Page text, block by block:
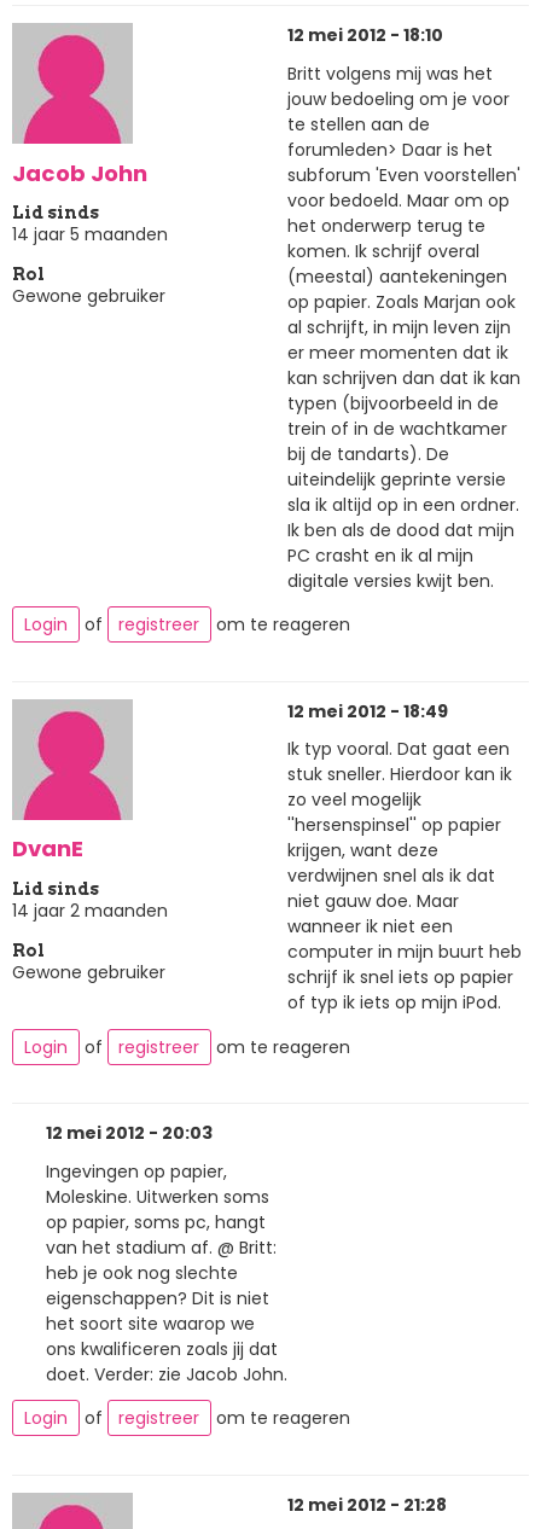
Jacob John
Lid sinds
14 jaar 5 maanden
Rol
Gewone gebruiker
12 mei 2012 - 18:10
Britt volgens mij was het
jouw bedoeling om je voor
te stellen aan de
forumleden> Daar is het
subforum 'Even voorstellen'
voor bedoeld. Maar om op
het onderwerp terug te
komen. Ik schrijf overal
(meestal) aantekeningen
op papier. Zoals Marjan ook
al schrijft, in mijn leven zijn
er meer momenten dat ik
kan schrijven dan dat ik kan
typen (bijvoorbeeld in de
trein of in de wachtkamer
bij de tandarts). De
uiteindelijk geprinte versie
sla ik altijd op in een ordner.
Ik ben als de dood dat mijn
PC crasht en ik al mijn
digitale versies kwijt ben.
Login
of registreer om te reageren
DvanE
Lid sinds
14 jaar 2 maanden
Rol
Gewone gebruiker
12 mei 2012 - 18:49
Ik typ vooral. Dat gaat een
stuk sneller. Hierdoor kan ik
zo veel mogelijk
''hersenspinsel'' op papier
krijgen, want deze
verdwijnen snel als ik dat
niet gauw doe. Maar
wanneer ik niet een
computer in mijn buurt heb
schrijf ik snel iets op papier
of typ ik iets op mijn iPod.
Login
of registreer om te reageren
12 mei 2012 - 20:03
Ingevingen op papier,
Moleskine. Uitwerken soms
op papier, soms pc, hangt
van het stadium af. @ Britt:
heb je ook nog slechte
eigenschappen? Dit is niet
het soort site waarop we
ons kwalificeren zoals jij dat
doet. Verder: zie Jacob John.
Login
of registreer om te reageren
12 mei 2012 - 21:28